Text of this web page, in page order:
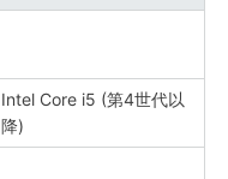
Intel Core i5 (第4世代以
降)